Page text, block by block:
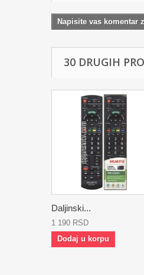
Napisite vas komentar
30 DRUGIH
Daljinski...
1 190 RSD
Dodaj u korpu